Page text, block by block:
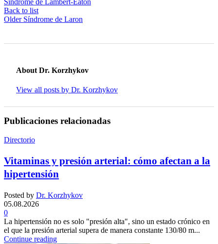
Síndrome de Lambert-Eaton
Back to list
Older Síndrome de Laron
About Dr. Korzhykov
View all posts by Dr. Korzhykov
Publicaciones relacionadas
Directorio
Vitaminas y presión arterial: cómo afectan a la
hipertensión
Posted by Dr. Korzhykov
05.08.2026
0
La hipertensión no es solo "presión alta", sino un estado crónico en
el que la presión arterial supera de manera constante 130/80 m...
Continue reading